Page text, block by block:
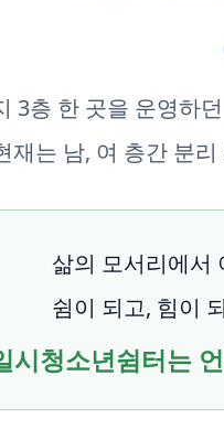
3층 한 곳을 운영하
재는 남, 여 층간 분
삶의 모서리에서
쉼이 되고, 힘이
시청소년쉼터는